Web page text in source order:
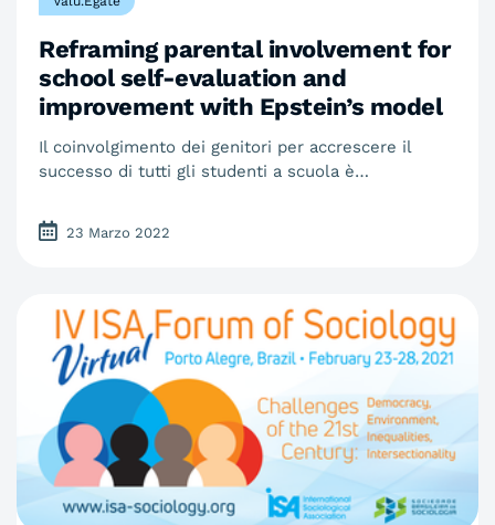
Reframing parental involvement for
school self-evaluation and
improvement with Epstein’s model
Il coinvolgimento dei genitori per accrescere il
successo di tutti gli studenti a scuola è…
23 Marzo 2022